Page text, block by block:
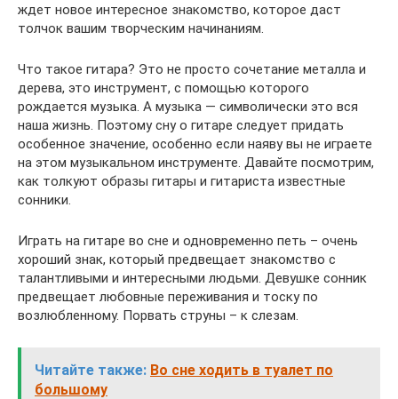
ждет новое интересное знакомство, которое даст
толчок вашим творческим начинаниям.
Что такое гитара? Это не просто сочетание металла и
дерева, это инструмент, с помощью которого
рождается музыка. А музыка — символически это вся
наша жизнь. Поэтому сну о гитаре следует придать
особенное значение, особенно если наяву вы не играете
на этом музыкальном инструменте. Давайте посмотрим,
как толкуют образы гитары и гитариста известные
сонники.
Играть на гитаре во сне и одновременно петь – очень
хороший знак, который предвещает знакомство с
талантливыми и интересными людьми. Девушке сонник
предвещает любовные переживания и тоску по
возлюбленному. Порвать струны – к слезам.
Читайте также: Во сне ходить в туалет по
большому